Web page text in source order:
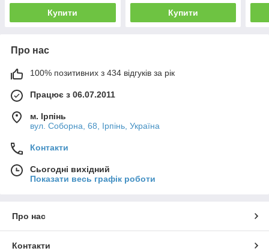
Купити Купити
Про нас
100% позитивних з 434 відгуків за рік
Працює з 06.07.2011
м. Ірпінь
вул. Соборна, 68, Ірпінь, Україна
Контакти
Сьогодні вихідний
Показати весь графік роботи
Про нас
Контакти